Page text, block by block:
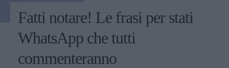
Fatti notare! Le frasi per stati
WhatsApp che tutti
commenteranno